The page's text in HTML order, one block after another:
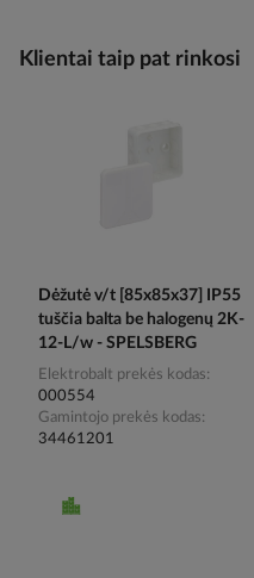
Klientai taip pat rinkosi
Dėžutė v/t [85x85x37] IP55
tuščia balta be halogenų 2K-
12-L/w - SPELSBERG
Elektrobalt prekės kodas
000554
Gamintojo prekės kodas
34461201